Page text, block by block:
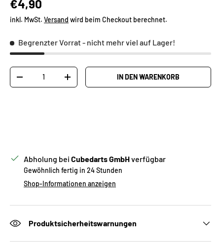
Normaler Preis
€4,90
inkl. MwSt. Versand wird beim Checkout berechnet.
Begrenzter Vorrat- nicht mehr viel auf Lager!
Anzahl
MENGE VERRINGERNMENGE ERHÖHENIN DEN WARENKORB
Abholung bei Cubedarts GmbHverfügbar
Gewöhnlich fertig in 24 Stunden
Shop-Informationen anzeigen
Produktsicherheitswarnungen